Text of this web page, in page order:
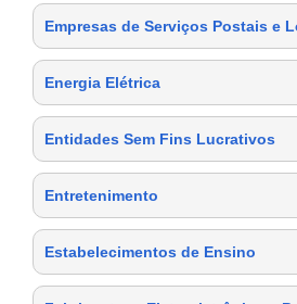
Empresas de Serviços Postais e
Energia Elétrica
Entidades Sem Fins Lucrativos
Entretenimento
Estabelecimentos de Ensino